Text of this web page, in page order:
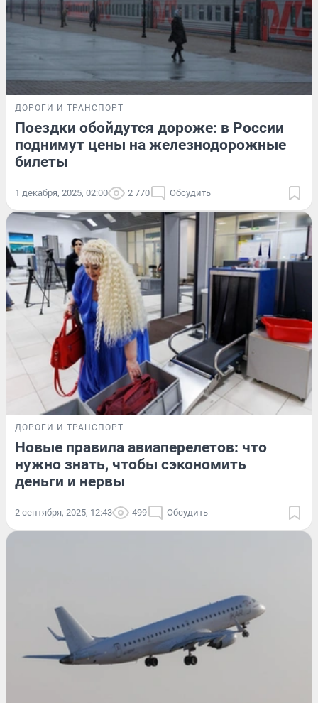
ДОРОГИ И ТРАНСПОРТ
Поездки обойдутся дороже: в России
поднимут цены на железнодорожные
билеты
1 декабря, 2025, 02:00 2 770 Обсудить
ДОРОГИ И ТРАНСПОРТ
Новые правила авиаперелетов: что
нужно знать, чтобы сэкономить
деньги и нервы
2 сентября, 2025, 12:43 499 Обсудить